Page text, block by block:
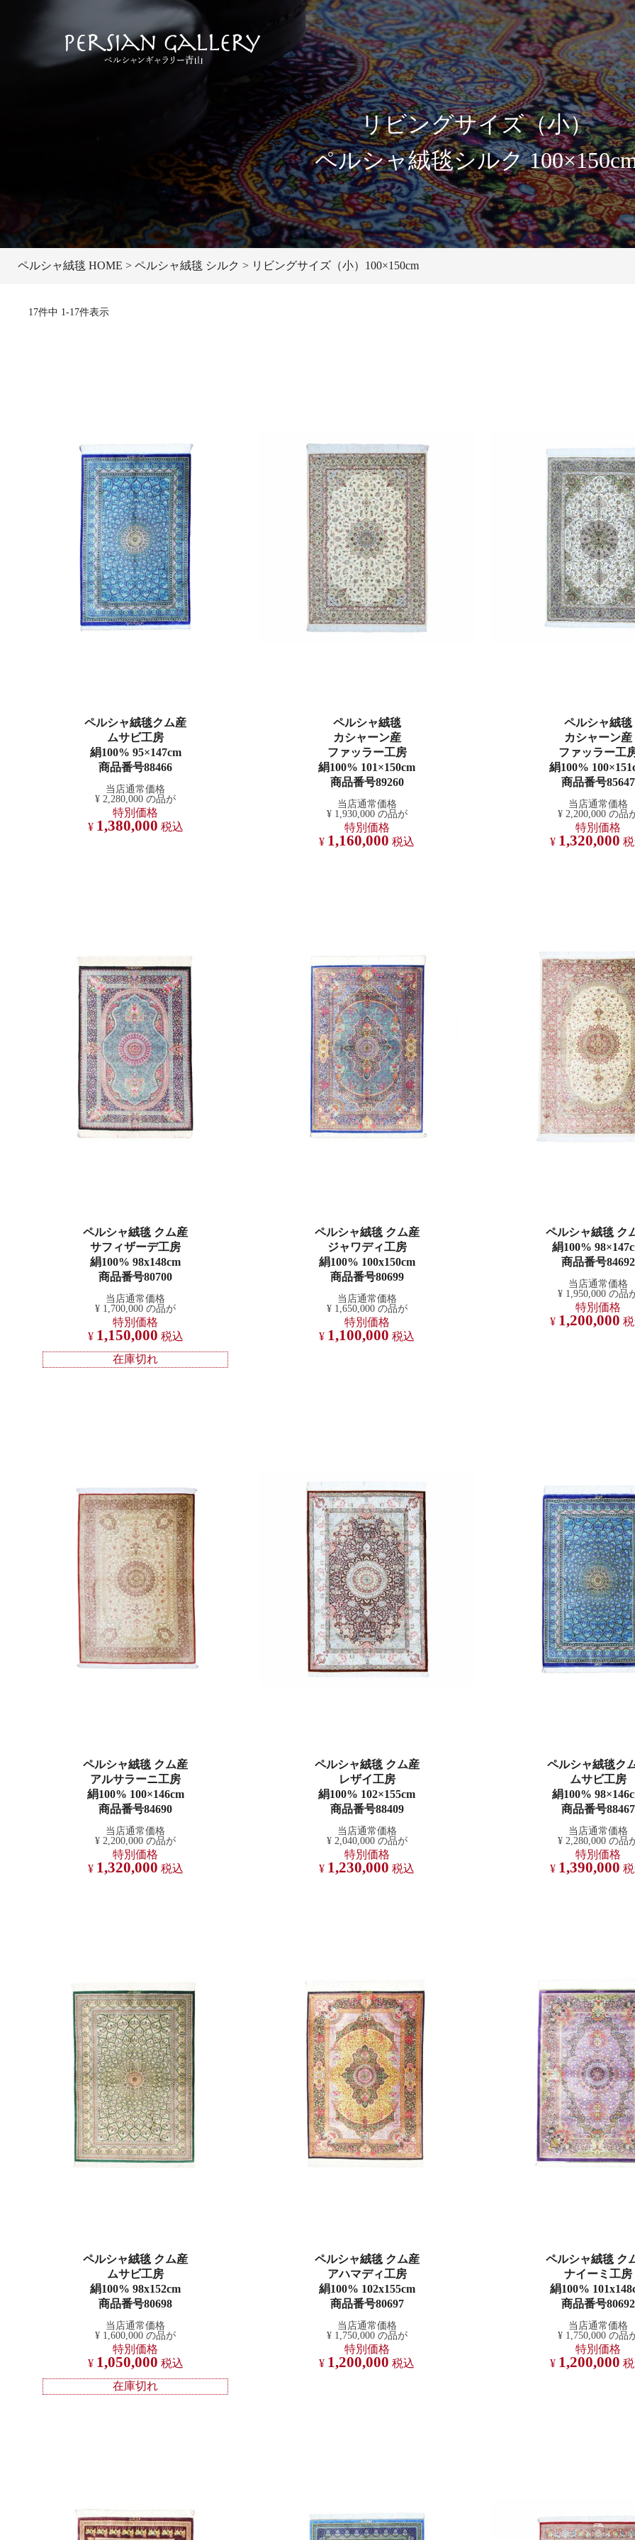
リビングサイズ（小）
ペルシャ絨毯シルク
ペルシャ絨毯 HOME ペルシャ絨毯 シルク リビングサイズ（小）100×150cm
17件中 1-17件表示
ペルシャ絨毯クム産
ムサビ工房
絹100% 95×147cm
商品番号88466
当店通常価格
¥ 2,280,000 の品が
特別価格
¥ 1,380,000 税込
ペルシャ絨毯
カシャーン産
ファッラー工房
絹100% 101×150cm
商品番号89260
当店通常価格
¥ 1,930,000 の品が
特別価格
¥ 1,160,000 税込
ペルシャ絨毯
カシャーン産
ファッラー工
絹100%
商品番号85647
当店通常価格
¥ 2,200,000 の品
特別価格
¥ 1,320,000
ペルシャ絨毯 クム産
サフィザーデ工房
絹100% 98x148cm
商品番号80700
当店通常価格
¥ 1,700,000 の品が
特別価格
¥ 1,150,000 税込
在庫切れ
ペルシャ絨毯 クム産
ジャワディ工房
絹100% 100x150cm
商品番号80699
当店通常価格
¥ 1,650,000 の品が
特別価格
¥ 1,100,000 税込
ペルシャ絨毯 ク
絹100%
商品番号84692
当店通常価格
¥ 1,950,000 の品
特別価格
¥ 1,200,000
ペルシャ絨毯 クム産
アルサラーニ工房
絹100% 100×146cm
商品番号84690
当店通常価格
¥ 2,200,000 の品が
特別価格
¥ 1,320,000 税込
ペルシャ絨毯 クム産
レザイ工房
絹100% 102×155cm
商品番号88409
当店通常価格
¥ 2,040,000 の品が
特別価格
¥ 1,230,000 税込
ペルシャ絨毯ク
ムサビ工房
絹100%
商品番号88467
当店通常価格
¥ 2,280,000 の品
特別価格
¥ 1,390,000
ペルシャ絨毯 クム産
ムサビ工房
絹100% 98x152cm
商品番号80698
当店通常価格
¥ 1,600,000 の品が
特別価格
¥ 1,050,000 税込
在庫切れ
ペルシャ絨毯 クム産
アハマディ工房
絹100% 102x155cm
商品番号80697
当店通常価格
¥ 1,750,000 の品が
特別価格
¥ 1,200,000 税込
ペルシャ絨毯 ク
ナイーミ工房
絹100%
商品番号80692
当店通常価格
¥ 1,750,000 の品
特別価格
¥ 1,200,000